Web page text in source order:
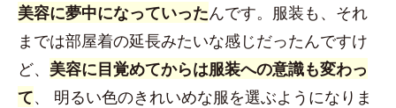
美容に夢中になっていったんです。服装も、それ
までは部屋着の延長みたいな感じだったんですけ
ど、 美容に目覚めてからは服装への意識も変わっ
て、 明るい色のきれいめな服を選ぶようになりま